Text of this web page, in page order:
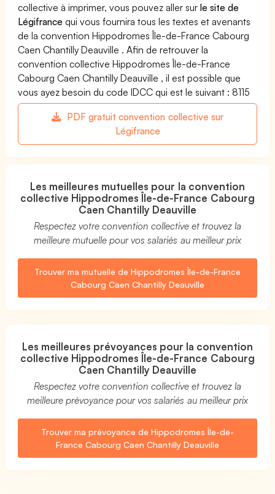
collective à imprimer, vous pouvez aller surle site de
Légifrance qui vous fournira tous les textes et avenants
de la convention Hippodromes Île-de-France Cabourg
Caen Chantilly Deauville . Afin de retrouver la
convention collective Hippodromes Île-de-France
Cabourg Caen Chantilly Deauville , il est possible que
vous ayez besoin du code IDCC qui est le suivant : 8115
PDF gratuit convention collective sur
Légifrance
Les meilleures mutuelles pour la convention
collective Hippodromes Île-de-France Cabourg
Caen Chantilly Deauville
Respectez votre convention collective et trouvez la
meilleure mutuelle pour vos salariés au meilleur prix
Trouver ma mutuelle de Hippodromes Île-de-France
Cabourg Caen Chantilly Deauville
Les meilleures prévoyances pour la convention
collective Hippodromes Île-de-France Cabourg
Caen Chantilly Deauville
Respectez votre convention collective et trouvez la
meilleure prévoyance pour vos salariés au meilleur prix
Trouver ma prévoyance de Hippodromes Île-de-
France Cabourg Caen Chantilly Deauville